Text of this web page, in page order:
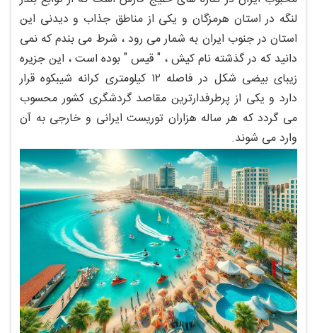
لنگه در استان هرمزگان و یکی از مناطق جذاب و دیدنی این
استان در جنوب ایران به شمار می رود ، شرط می بندم که نمی
دانید که در گذشته نام کیش ، " قیس " بوده است ، این جزیره
زیبای بیضی شکل در فاصله ۱۲ کیلومتری کرانه شیبکوه قرار
دارد و یکی از پرطرفدارترین مقاصد گردشگری کشور محسوب
می گردد که هر ساله هزاران توریست ایرانی و خارجی به آن
وارد می شوند.